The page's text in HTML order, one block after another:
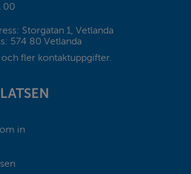
00
Storgatan 1, Vetlanda
574 80 Vetlanda
fler kontaktuppgifter.
in